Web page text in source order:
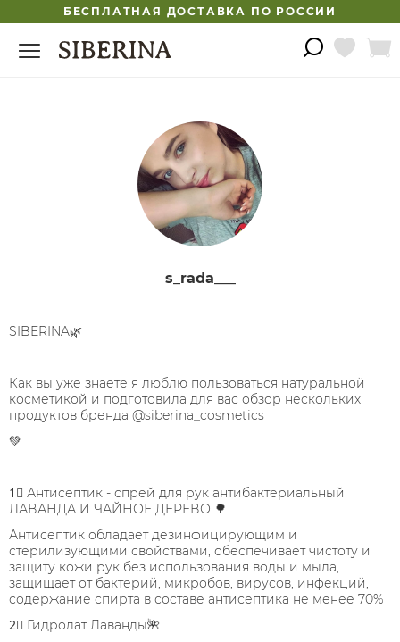
БЕСПЛАТНАЯ ДОСТАВКА ПО РОССИИ
s_rada___
SIBERINA🌿⠀
Как вы уже знаете я люблю пользоваться натуральной
косметикой и подготовила для вас обзор нескольких
продуктов бренда @siberina_cosmetics
💚
1⃣ Антисептик - спрей для рук антибактериальный
ЛАВАНДА И ЧАЙНОЕ ДЕРЕВО 🌳
Антисептик обладает дезинфицирующим и
стерилизующими свойствами, обеспечивает чистоту и
защиту кожи рук без использования воды и мыла,
защищает от бактерий, микробов, вирусов, инфекций,
содержание спирта в составе антисептика не менее 70%
2⃣ Гидролат Лаванды🌺